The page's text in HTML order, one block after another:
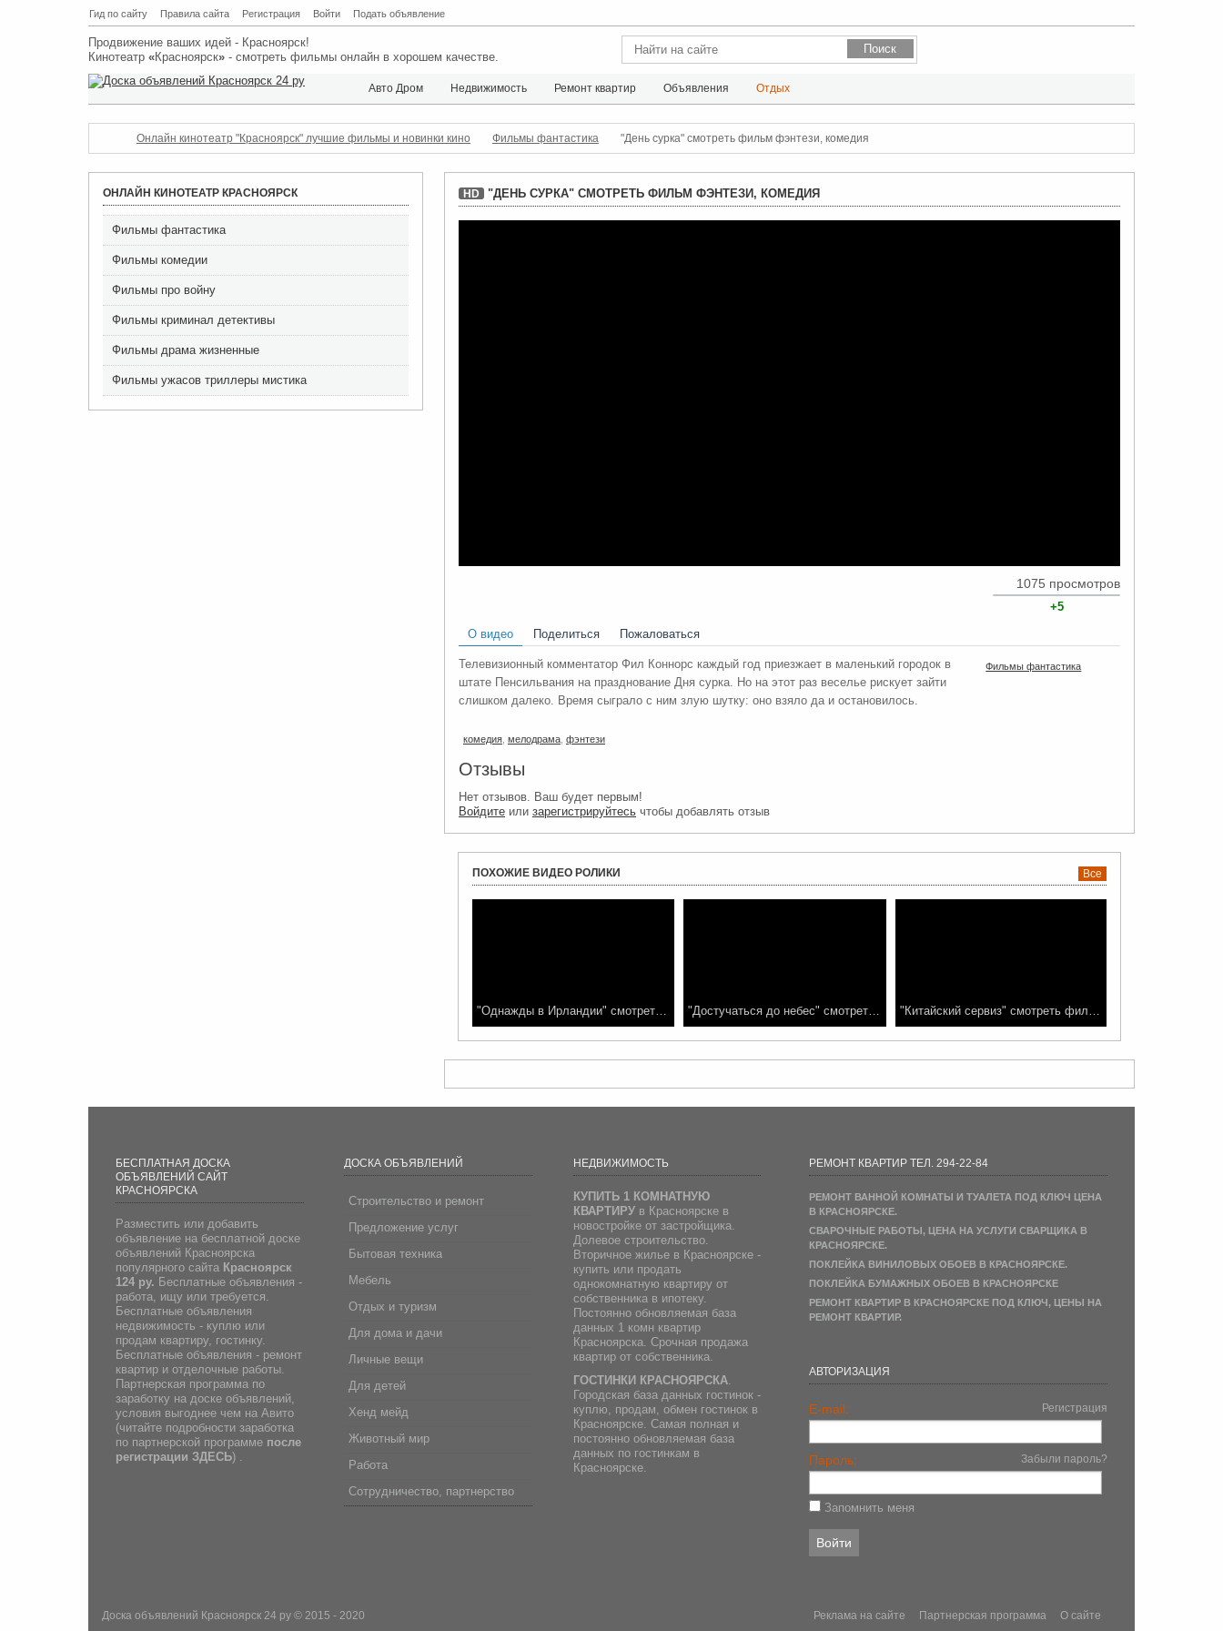
Гид по сайту Правила сайта Регистрация Войти Подать объявление
Продвижение ваших идей - Красноярск!
Кинотеатр «Красноярск»- смотреть фильмы онлайн в хорошем качестве.
Авто Дром Недвижимость Ремонт квартир Объявления Отдых
Онлайн кинотеатр "Красноярск" лучшие фильмы и новинки кино Фильмы фантастика "День сурка" смотреть фильм фэнтези, комедия
ОНЛАЙН КИНОТЕАТР КРАСНОЯРСК
Фильмы фантастика
Фильмы комедии
Фильмы про войну
Фильмы криминал детективы
Фильмы драма жизненные
Фильмы ужасов триллеры мистика
HD "ДЕНЬ СУРКА" СМОТРЕТЬ ФИЛЬМ ФЭНТЕЗИ, КОМЕДИЯ
1075 просмотров
+5
О видео
Поделиться Пожаловаться
Телевизионный комментатор Фил Коннорс каждый год приезжает в маленький городок в
штате Пенсильвания на празднование Дня сурка. Но на этот раз веселье рискует зайти
слишком далеко. Время сыграло с ним злую шутку: оно взяло да и остановилось.
комедия, мелодрама, фэнтези
Фильмы фантастика
Отзывы
Нет отзывов. Ваш будет первым!
Войдитеили зарегистрируйтесьчтобы добавлять отзыв
ПОХОЖИЕ ВИДЕО РОЛИКИ Все
БЕСПЛАТНАЯ ДОСКА
ОБЪЯВЛЕНИЙ САЙТ
КРАСНОЯРСКА
Разместить или добавить
объявление на бесплатной доске
объявлений Красноярска
популярного сайта Красноярск
124 ру. Бесплатные объявления -
работа, ищу или требуется.
Бесплатные объявления
недвижимость - куплю или
продам квартиру, гостинку.
Бесплатные объявления - ремонт
квартир и отделочные работы.
Партнерская программа по
заработку на доске объявлений,
условия выгоднее чем на Авито
(читайте подробности заработка
по партнерской программе после
регистрации ЗДЕСЬ) .
ДОСКА ОБЪЯВЛЕНИЙ
Строительство и ремонт
Предложение услуг
Бытовая техника
Мебель
Отдых и туризм
Для дома и дачи
Личные вещи
Для детей
Хенд мейд
Животный мир
Работа
Сотрудничество, партнерство
НЕДВИЖИМОСТЬ
КУПИТЬ 1 КОМНАТНУЮ
КВАРТИРУв Красноярске в
новостройке от застройщика.
Долевое строительство.
Вторичное жилье в Красноярске -
купить или продать
однокомнатную квартиру от
собственника в ипотеку.
Постоянно обновляемая база
данных 1 комн квартир
Красноярска. Срочная продажа
квартир от собственника.
ГОСТИНКИ КРАСНОЯРСКА.
Городская база данных гостинок -
куплю, продам, обмен гостинок в
Красноярске. Самая полная и
постоянно обновляемая база
данных по гостинкам в
Красноярске.
РЕМОНТ КВАРТИР ТЕЛ. 294-22-84
РЕМОНТ ВАННОЙ КОМНАТЫ И ТУАЛЕТА ПОД КЛЮЧ ЦЕНА
В КРАСНОЯРСКЕ.
СВАРОЧНЫЕ РАБОТЫ, ЦЕНА НА УСЛУГИ СВАРЩИКА В
КРАСНОЯРСКЕ.
ПОКЛЕЙКА ВИНИЛОВЫХ ОБОЕВ В КРАСНОЯРСКЕ.
ПОКЛЕЙКА БУМАЖНЫХ ОБОЕВ В КРАСНОЯРСКЕ
РЕМОНТ КВАРТИР В КРАСНОЯРСКЕ ПОД КЛЮЧ, ЦЕНЫ НА
РЕМОНТ КВАРТИР.
АВТОРИЗАЦИЯ
E-mail: Регистрация
Пароль: Забыли пароль?
Запомнить меня
Доска объявлений Красноярск 24 ру © 2015 - 2020 Реклама на сайте Партнерская программа О сайте